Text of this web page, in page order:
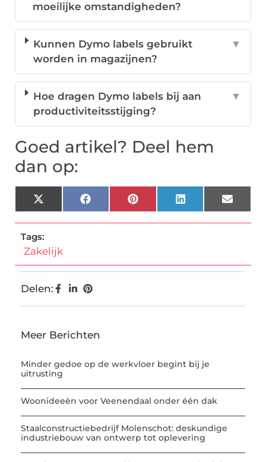
moeilijke omstandigheden?
Kunnen Dymo labels gebruikt
worden in magazijnen?
▼
Hoe dragen Dymo labels bij aan
productiviteitsstijging?
▼
Goed artikel? Deel hem
dan op:
X
(Twitter)
FacebookPinterestLinkedInEmail
Tags:
Zakelijk
Delen:
Meer Berichten
Minder gedoe op de werkvloer begint bij je
uitrusting
Woonideeën voor Veenendaal onder één dak
Staalconstructiebedrijf Molenschot: deskundige
industriebouw van ontwerp tot oplevering